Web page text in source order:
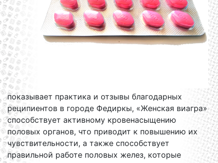
показывает практика и отзывы благодарных
реципиентов в городе Федиркы, «Женская виагра»
способствует активному кровенасыщению
половых органов, что приводит к повышению их
чувствительности, а также способствует
правильной работе половых желез, которые